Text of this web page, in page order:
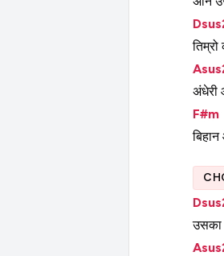
तिम्रो
अंधेरी
F#m
बिहान
उसका